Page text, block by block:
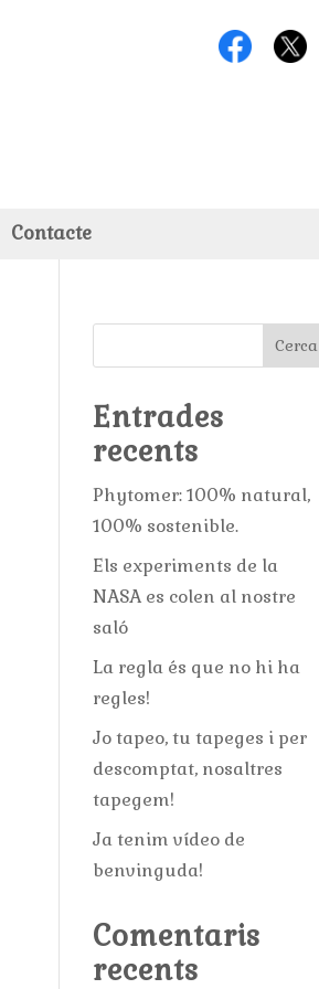
Contacte
Cerca
Entrades
recents
Phytomer: 100% natural,
100% sostenible.
Els experiments de la
NASA es colen al nostre
saló
La regla és que no hi ha
regles!
Jo tapeo, tu tapeges i per
descomptat, nosaltres
tapegem!
Ja tenim vídeo de
benvinguda!
Comentaris
recents